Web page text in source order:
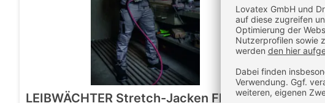
LEIBWÄCHTER Stretch-Jacken Flex-